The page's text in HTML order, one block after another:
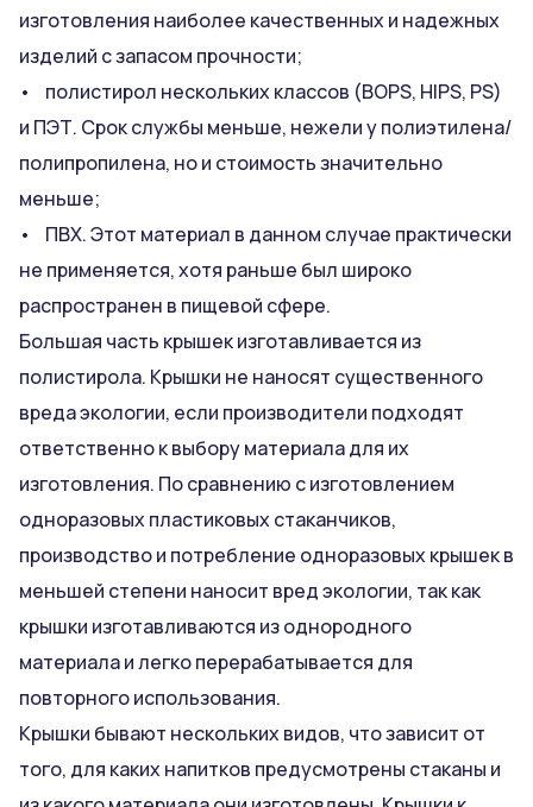
изготовления наиболее качественных и надежных
изделий с запасом прочности;
• полистирол нескольких классов (BOPS, HIPS, PS)
и ПЭТ. Срок службы меньше, нежели у полиэтилена/
полипропилена, но и стоимость значительно
меньше;
• ПВХ. Этот материал в данном случае практически
не применяется, хотя раньше был широко
распространен в пищевой сфере.
Большая часть крышек изготавливается из
полистирола. Крышки не наносят существенного
вреда экологии, если производители подходят
ответственно к выбору материала для их
изготовления. По сравнению с изготовлением
одноразовых пластиковых стаканчиков,
производство и потребление одноразовых крышек в
меньшей степени наносит вред экологии, так как
крышки изготавливаются из однородного
материала и легко перерабатывается для
повторного использования.
Крышки бывают нескольких видов, что зависит от
того, для каких напитков предусмотрены стаканы и